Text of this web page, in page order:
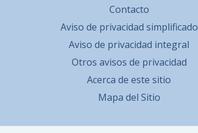
Contacto
Aviso de privacidad simplificado
Aviso de privacidad integral
Otros avisos de privacidad
Acerca de este sitio
Mapa del Sitio